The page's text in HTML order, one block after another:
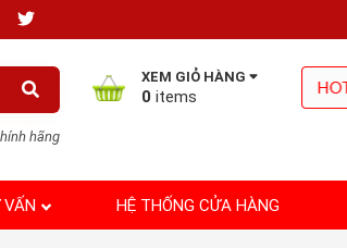
hãng
XEM GIỎ HÀNG
0 items
VẤN HỆ THỐNG CỬA HÀNG